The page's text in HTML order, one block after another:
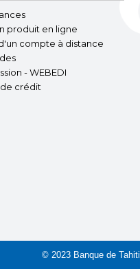
produit en ligne
compte à distance
- WEBEDI
crédit
© 2023 Banque de Tahiti